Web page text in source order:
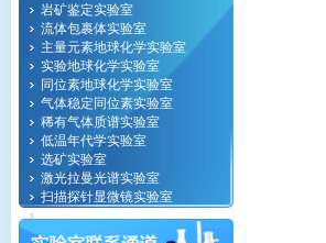
岩矿鉴定实验室
流体包裹体实验室
主量元素地球化学实验室
实验地球化学实验室
同位素地球化学实验室
气体稳定同位素实验室
稀有气体质谱实验室
低温年代学实验室
选矿实验室
激光拉曼光谱实验室
扫描探针显微镜实验室
纳米地球化学实验室
计算地球物理实验室